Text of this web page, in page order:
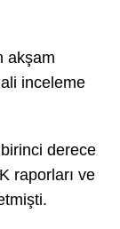
akşam
inceleme
derece
raporları ve